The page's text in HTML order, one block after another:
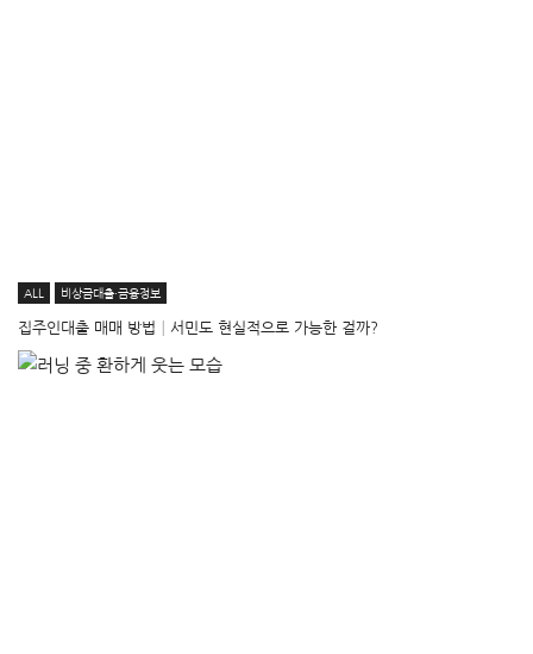
ALL 비상금대출·금융정보
집주인대출 매매 방법│서민도 현실적으로 가능한 걸까?